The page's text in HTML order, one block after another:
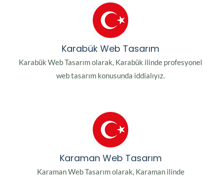
Karabük Web Tasarım
Karabük Web Tasarım olarak, Karabük ilinde profesyonel
web tasarım konusunda iddialıyız.
Karaman Web Tasarım
Karaman Web Tasarım olarak, Karaman ilinde